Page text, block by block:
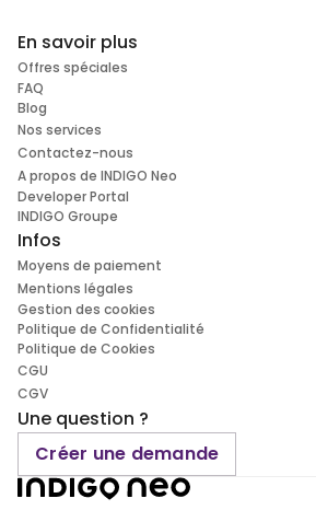
En savoir plus
Offres spéciales
FAQ
Blog
Nos services
Contactez-nous
A propos de INDIGO Neo
Developer Portal
INDIGO Groupe
Infos
Moyens de paiement
Mentions légales
Gestion des cookies
Politique de Confidentialité
Politique de Cookies
CGU
CGV
Une question ?
Créer une demande